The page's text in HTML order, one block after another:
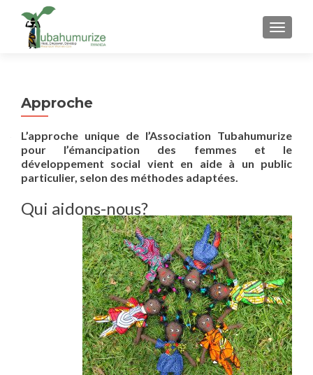
Approche
L’approche unique de l’Association Tubahumurize
pour l’émancipation des femmes et le
développement social vient en aide à un public
particulier, selon des méthodes adaptées.
Qui aidons-nous?